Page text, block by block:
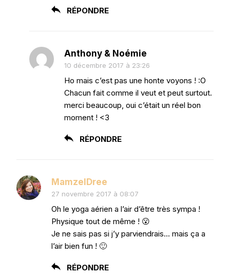
RÉPONDRE
Anthony & Noémie
10 décembre 2017 à 23:26
Ho mais c’est pas une honte voyons ! :O
Chacun fait comme il veut et peut surtout.
merci beaucoup, oui c’était un réel bon
moment ! <3
RÉPONDRE
MamzelDree
27 novembre 2017 à 08:07
Oh le yoga aérien a l’air d’être très sympa !
Physique tout de même ! 😮
Je ne sais pas si j’y parviendrais… mais ça a
l’air bien fun ! 🙂
RÉPONDRE